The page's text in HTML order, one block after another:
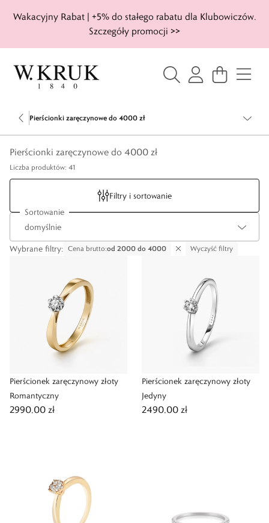
Wakacyjny Rabat | +5% do stałego rabatu dla Klubowiczów.
Szczegóły promocji >>
Pierścionki zaręczynowe do 4000 zł
Pierścionki zaręczynowe do 4000 zł
Liczba produktów: 41
Filtry i sortowanie
Sortowanie
Wybrane filtry: Cena brutto:od 2000 do 4000 Wyczyść filtry
Pierścionek zaręczynowy złoty
Romantyczny
2990,00 zł
Pierścionek zaręczynowy złoty
Jedyny
2490,00 zł